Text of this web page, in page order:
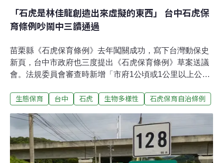
「石虎是林佳龍創造出來虛擬的東西」 台中石虎保
育條例吵鬧中三讀通過
苗栗縣《石虎保育條例》去年闖關成功，寫下台灣動保史
新頁，台中市政府也三度提出《石虎保育條例》草案送議
會。法規委員會審查時新增「市府1公頃或1公里以上公共
諮詢友善工法。」並獲農業局首肯後，付二讀討論。然
局及交通局及部分議員反對，法制局局長李善植說，委員
會審查時許多負責開發的機關並未出席，未提相關意見，
又與環評規定重疊，恐難落實，「建議退回委員會詳細審
議。」不過，台中市議員張家銨批評，草案於5月初就通
生態保育 台中 石虎 生物多樣性 石虎保育自治條例